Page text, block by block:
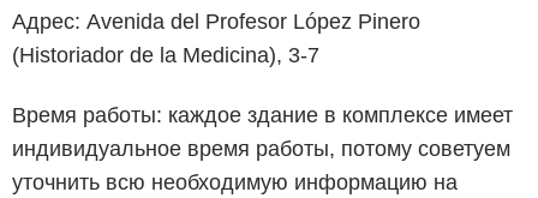
Адрес: Avenida del Profesor López Pinero
(Historiador de la Medicina), 3-7
Время работы: каждое здание в комплексе имеет
индивидуальное время работы, потому советуем
уточнить всю необходимую информацию на